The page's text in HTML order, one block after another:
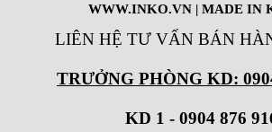
WWW.INKO.VN| MADE IN
LIÊN HỆ TƯ VẤN BÁN
TRƯỞNG PHÒNG KD:
KD 1 - 0904 876